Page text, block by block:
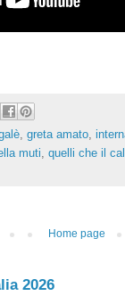
, greta amato,
muti, quelli che il
Home page
2026